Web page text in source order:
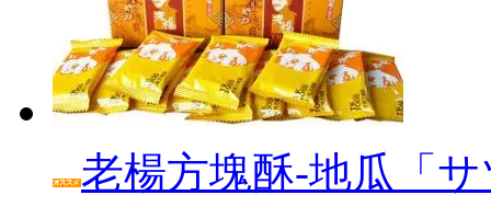
老楊方塊酥‐地瓜「